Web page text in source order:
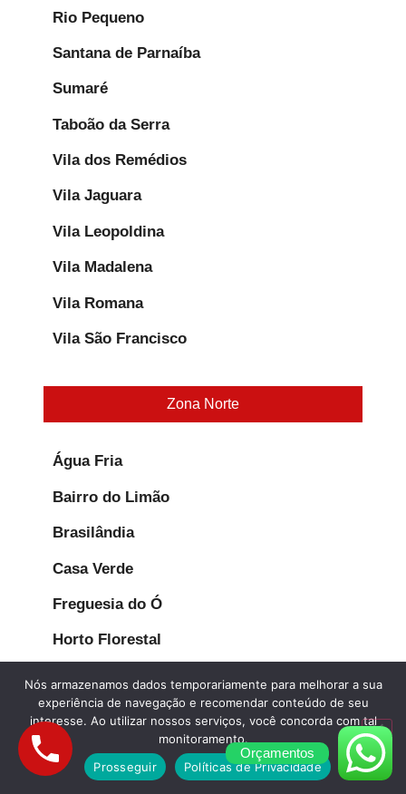
Rio Pequeno
Santana de Parnaíba
Sumaré
Taboão da Serra
Vila dos Remédios
Vila Jaguara
Vila Leopoldina
Vila Madalena
Vila Romana
Vila São Francisco
Zona Norte
Água Fria
Bairro do Limão
Brasilândia
Casa Verde
Freguesia do Ó
Horto Florestal
Jaçanã
Jardim Peri Peri
José Bonifácio
Orçamentos
Nós armazenamos dados temporariamente para melhorar a sua
experiência de navegação e recomendar conteúdo de seu
interesse. Ao utilizar nossos serviços, você concorda com tal
monitoramento.
Prosseguir
Políticas de Privacidade